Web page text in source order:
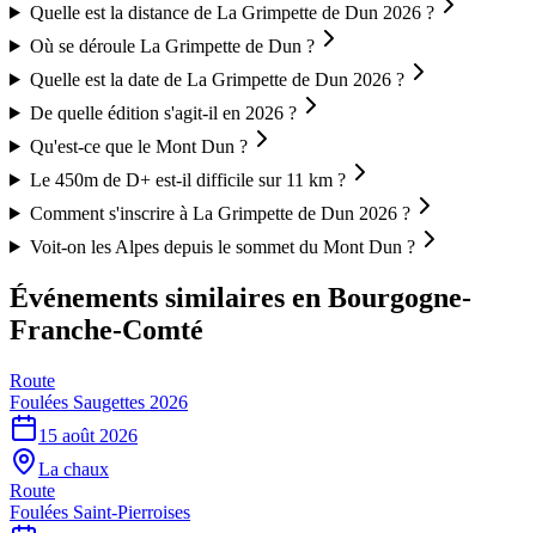
Quelle est la distance de La Grimpette de Dun 2026 ?
Où se déroule La Grimpette de Dun ?
Quelle est la date de La Grimpette de Dun 2026 ?
De quelle édition s'agit-il en 2026 ?
Qu'est-ce que le Mont Dun ?
Le 450m de D+ est-il difficile sur 11 km ?
Comment s'inscrire à La Grimpette de Dun 2026 ?
Voit-on les Alpes depuis le sommet du Mont Dun ?
Événements similaires en Bourgogne-
Franche-Comté
Route
Foulées Saugettes 2026
15 août 2026
La chaux
Route
Foulées Saint-Pierroises